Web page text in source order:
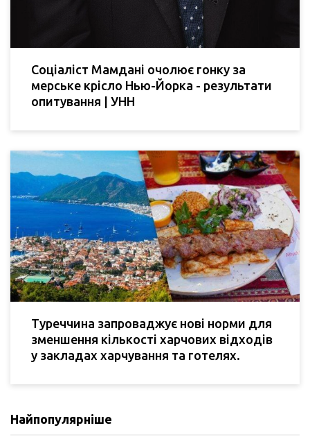
Соціаліст Мамдані очолює гонку за
мерське крісло Нью-Йорка - результати
опитування | УНН
Туреччина запроваджує нові норми для
зменшення кількості харчових відходів
у закладах харчування та готелях.
Найпопулярніше